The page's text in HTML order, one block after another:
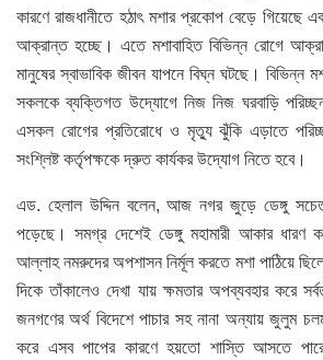
কারণে রাজধানীতে হঠাৎ মশার প্রকোপ বেড়ে গিয়েছে
আক্রান্ত হচ্ছে। এতে মশাবাহিত বিভিন্ন রোগে
মানুষের স্বাভাবিক জীবন যাপনে বিঘ্ন ঘটছে। বিভিন্ন
সকলকে ব্যক্তিগত উদ্যোগে নিজ নিজ ঘরবাড়ি
এসকল রোগের প্রতিরোধে ও মৃত্যু ঝুঁকি এড়াতে
সংশ্লিষ্ট কর্তৃপক্ষকে দ্রুত কার্যকর উদ্যোগ নিতে হবে।
এড. হেলাল উদ্দিন বলেন, আজ নগর জুড়ে ডেঙ্গু
পড়েছে। সমগ্র দেশেই ডেঙ্গু মহামারী আকার ধারণ
আল্লাহ নমরুদের অপশাসন নির্মূল করতে মশা পাঠিয়ে
দিকে তাঁকালেও দেখা যায় ক্ষমতার অপব্যবহার করে
জনগণের অর্থ বিদেশে পাচার সহ নানা অন্যায় জুলুম
করে এসব পাপের কারণে হয়তো শাস্তি আসতে